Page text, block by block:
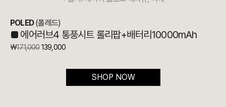
POLED(폴레드)
■ 에어러브4 통풍시트 롤리팝+배터리10000mAh
₩171,000139,000
SHOP NOW